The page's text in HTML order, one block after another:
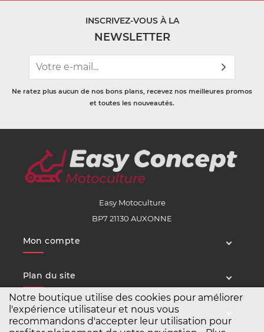
Notre boutique utilise des cookies pour améliorer
l'expérience utilisateur et nous vous
recommandons d'accepter leur utilisation pour
INSCRIVEZ-VOUS À LA
NEWSLETTER
Ne ratez plus aucun de nos bons plans, recevez nos meilleures promos
et toutes les nouveautés.
Easy Motoculture
BP7 21130 AUXONNE
Mon compte
Plan du site
Service client